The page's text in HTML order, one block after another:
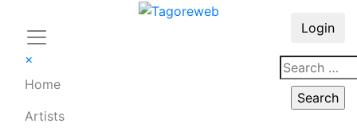
×
Home
Artists
Login